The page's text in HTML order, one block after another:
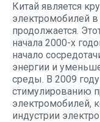
Китай является
электромобилей в
продолжается.
начала 2000-х
начало
энергии и
среды. В 2009
стимулированию
электромобилей,
индустрии